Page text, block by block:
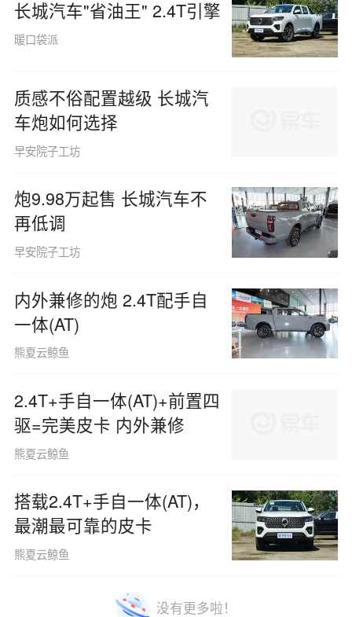
长城汽车"省油王" 2.4T引擎
暖口袋派
质感不俗配置越级 长城汽
车炮如何选择
早安院子工坊
炮9.98万起售 长城汽车不
再低调
早安院子工坊
内外兼修的炮 2.4T配手自
一体(AT)
熊夏云鲸鱼
2.4T+手自一体(AT)+前置四
驱=完美皮卡 内外兼修
熊夏云鲸鱼
搭载2.4T+手自一体(AT)，
最潮最可靠的皮卡
熊夏云鲸鱼
没有更多啦！